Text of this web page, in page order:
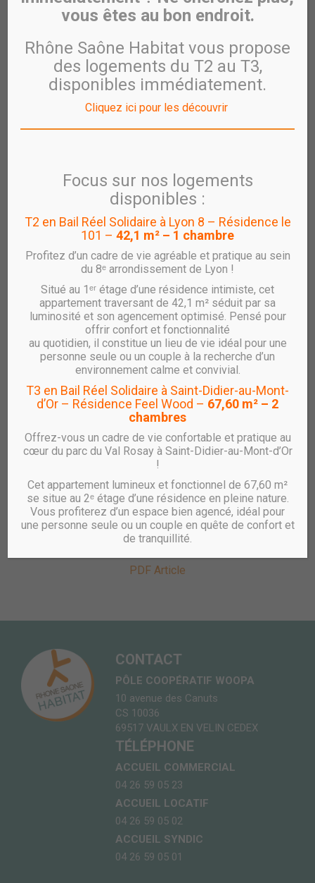
Le Parc du Cheval à Chazay sur Ain a accueilli du 4 au 7
jumping était organisé par l’équipe du parc, sous la
présidence de Marc Damians. Plusieurs cavaliers tournant
en international et originaires d’une dizaine de nations
différentes étaient présents durant ces 4 jours de
compétition. Le prix RHONE SAONE HABITAT a été
PDF Article
CONTACT
PÔLE COOPÉRATIF WOOPA
10 avenue des Canuts
CS 10036
69517 VAULX EN VELIN CEDEX
TÉLÉPHONE
ACCUEIL COMMERCIAL
04 26 59 05 23
ACCUEIL LOCATIF
04 26 59 05 02
ACCUEIL SYNDIC
04 26 59 05 01
vous êtes au bon endroit.
Rhône Saône Habitat vous propose
des logements du T2 au T3,
disponibles immédiatement.
Cliquez ici pour les découvrir
Focus sur nos logements
disponibles :
T2 en Bail Réel Solidaire à Lyon 8 – Résidence le
101 – 42,1 m² – 1 chambre
Profitez d’un cadre de vie agréable et pratique au sein
du 8ᵉ arrondissement de Lyon !
Situé au 1ᵉʳ étage d’une résidence intimiste, cet
appartement traversant de 42,1 m² séduit par sa
luminosité et son agencement optimisé. Pensé pour
offrir confort et fonctionnalité
au quotidien, il constitue un lieu de vie idéal pour une
personne seule ou un couple à la recherche d’un
environnement calme et convivial.
T3 en Bail Réel Solidaire à Saint-Didier-au-Mont-
d’Or – Résidence Feel Wood – 67,60 m² – 2
chambres
Offrez-vous un cadre de vie confortable et pratique au
cœur du parc du Val Rosay à Saint-Didier-au-Mont-d’Or
!
Cet appartement lumineux et fonctionnel de 67,60 m²
se situe au 2ᵉ étage d’une résidence en pleine nature.
Vous profiterez d’un espace bien agencé, idéal pour
une personne seule ou un couple en quête de confort et
de tranquillité.